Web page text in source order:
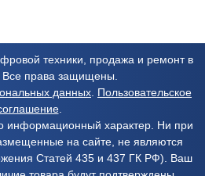
техники, продажа и ремонт в
Все права защищены.
данных Пользовательское
.
информационный характер. Ни при
на сайте, не являются
Статей 435 и 437 ГК РФ). Ваш